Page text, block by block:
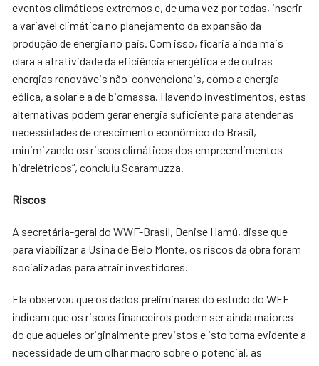
eventos climáticos extremos e, de uma vez por todas, inserir
a variável climática no planejamento da expansão da
produção de energia no país. Com isso, ficaria ainda mais
clara a atratividade da eficiência energética e de outras
energias renováveis não-convencionais, como a energia
eólica, a solar e a de biomassa. Havendo investimentos, estas
alternativas podem gerar energia suficiente para atender as
necessidades de crescimento econômico do Brasil,
minimizando os riscos climáticos dos empreendimentos
hidrelétricos”, concluiu Scaramuzza.
Riscos
A secretária-geral do WWF-Brasil, Denise Hamú, disse que
para viabilizar a Usina de Belo Monte, os riscos da obra foram
socializadas para atrair investidores.
Ela observou que os dados preliminares do estudo do WFF
indicam que os riscos financeiros podem ser ainda maiores
do que aqueles originalmente previstos e isto torna evidente a
necessidade de um olhar macro sobre o potencial, as